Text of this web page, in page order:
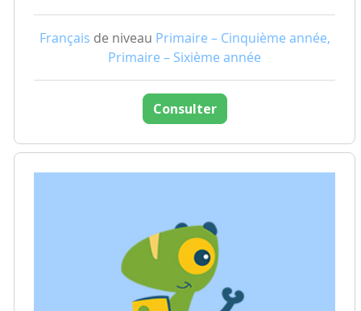
Français de niveau Primaire – Cinquième année,
Primaire – Sixième année
Consulter